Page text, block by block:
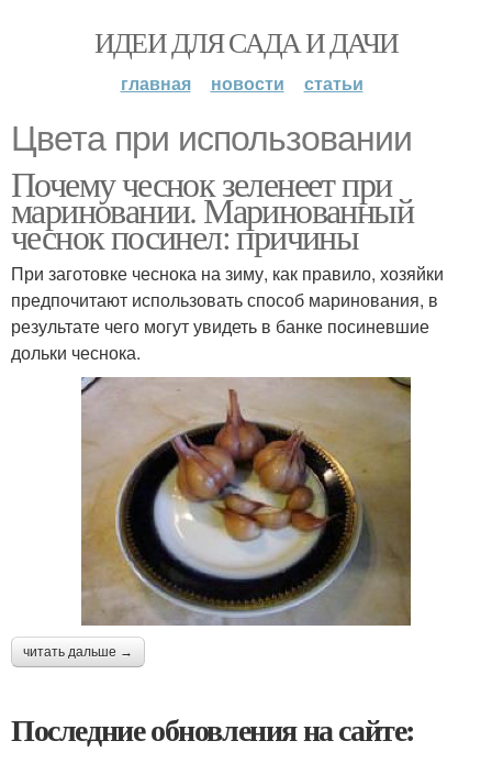
ИДЕИ ДЛЯ САДА И ДАЧИ
главная новости статьи
Цвета при использовании
Почему чеснок зеленеет при
мариновании. Маринованный
чеснок посинел: причины
При заготовке чеснока на зиму, как правило, хозяйки
предпочитают использовать способ маринования, в
результате чего могут увидеть в банке посиневшие
дольки чеснока.
читать дальше →
Последние обновления на сайте: